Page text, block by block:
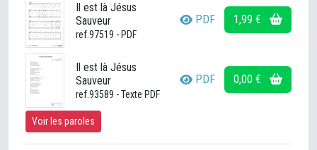
Il est là Jésus
Sauveur
ref.97519 - PDF
PDF 1,99 €
Il est là Jésus
Sauveur
ref.93589 - Texte PDF
PDF 0,00 €
Voir les paroles